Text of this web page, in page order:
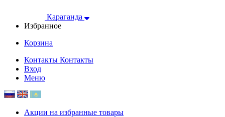
Караганда
Избранное
Корзина
Контакты Контакты
Вход
Меню
Акции на избранные товары